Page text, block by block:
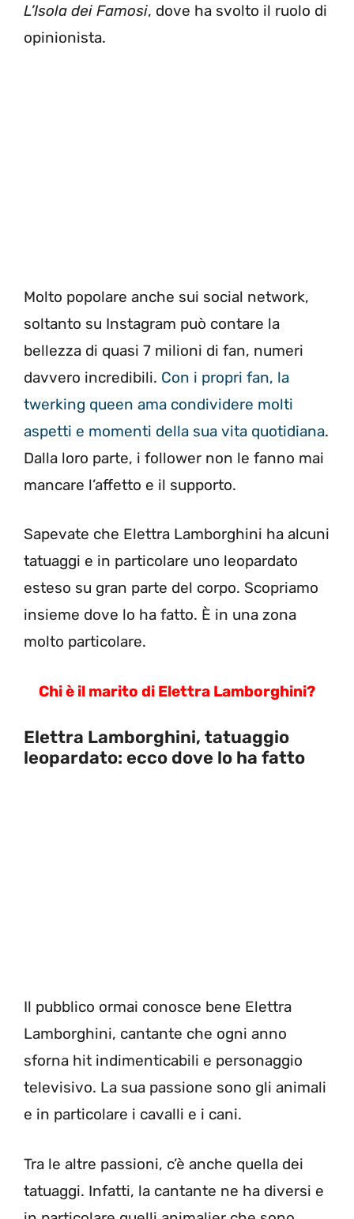
L’Isola dei Famosi, dove ha svolto il ruolo di
opinionista.
Molto popolare anche sui social network,
soltanto su Instagram può contare la
bellezza di quasi 7 milioni di fan, numeri
davvero incredibili. Con i propri fan, la
twerking queen ama condividere molti
aspetti e momenti della sua vita quotidiana.
Dalla loro parte, i follower non le fanno mai
mancare l’affetto e il supporto.
Sapevate che Elettra Lamborghini ha alcuni
tatuaggi e in particolare uno leopardato
esteso su gran parte del corpo. Scopriamo
insieme dove lo ha fatto. È in una zona
molto particolare.
Chi è il marito di Elettra Lamborghini?
Elettra Lamborghini, tatuaggio
leopardato: ecco dove lo ha fatto
Il pubblico ormai conosce bene Elettra
Lamborghini, cantante che ogni anno
sforna hit indimenticabili e personaggio
televisivo. La sua passione sono gli animali
e in particolare i cavalli e i cani.
Tra le altre passioni, c’è anche quella dei
tatuaggi. Infatti, la cantante ne ha diversi e